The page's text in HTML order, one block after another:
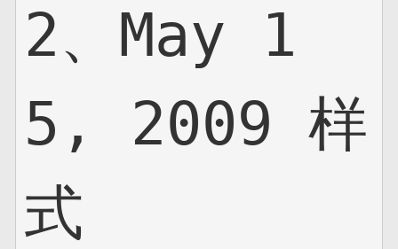
2、May 1
5, 2009 样
式